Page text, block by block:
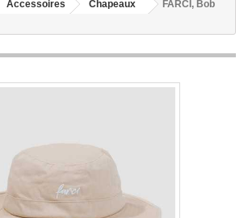
Accessoires Chapeaux
FARCI, Bob